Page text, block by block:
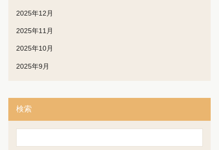
2025年12月
2025年11月
2025年10月
2025年9月
検索